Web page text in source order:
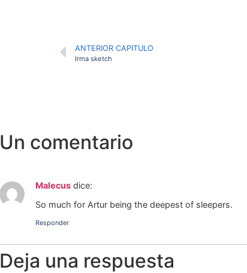
ANTERIOR CAPITULO
Irma sketch
Un comentario
Malecus dice:
So much for Artur being the deepest of sleepers.
Responder
Deja una respuesta